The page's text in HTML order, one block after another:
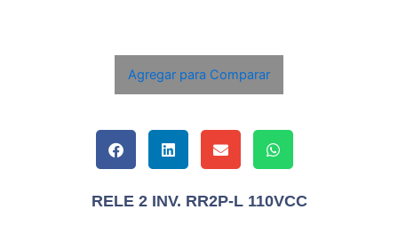
Agregar para Comparar
RELE 2 INV. RR2P-L 110VCC